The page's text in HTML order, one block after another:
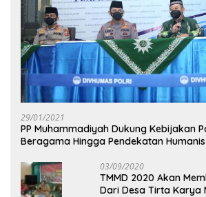
29/01/2021
PP Muhammadiyah Dukung Kebijakan
Beragama Hingga Pendekatan Humanis
03/09/2020
TMMD 2020 Akan
Dari Desa Tirta Karya